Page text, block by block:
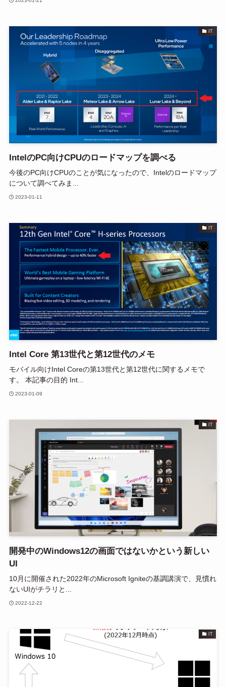
IT
IntelのPC向けCPUのロードマップを調べる
今後のPC向けCPUのことが気になったので、Intelのロードマップ
について調べてみま...
2023-01-11
IT
Intel Core 第13世代と第12世代のメモ
モバイル向けIntel Coreの第13世代と第12世代に関するメモで
す。 本記事の目的 Int...
2023-01-09
IT
開発中のWindows12の画面ではないかという新しい
UI
10月に開催された2022年のMicrosoft Igniteの基調講演で、見慣れ
ないUIがチラリと...
2022-12-22
IT